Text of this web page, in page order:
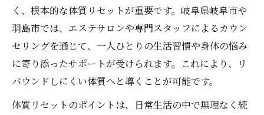
く、根本的な体質リセットが重要です。岐阜県岐阜市や
羽島市では、エステサロンや専門スタッフによるカウン
セリングを通じて、一人ひとりの生活習慣や身体の悩み
に寄り添ったサポートが受けられます。これにより、リ
バウンドしにくい体質へと導くことが可能です。
体質リセットのポイントは、日常生活の中で無理なく続